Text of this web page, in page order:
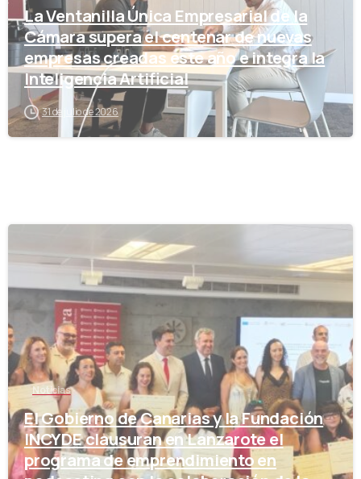
La Ventanilla Única Empresarial de la
Cámara supera el centenar de nuevas
empresas creadas este año e integra la
Inteligencia Artificial
31 de julio de 2026
Noticias
El Gobierno de Canarias y la Fundación
INCYDE clausuran en Lanzarote el
programa de emprendimiento en